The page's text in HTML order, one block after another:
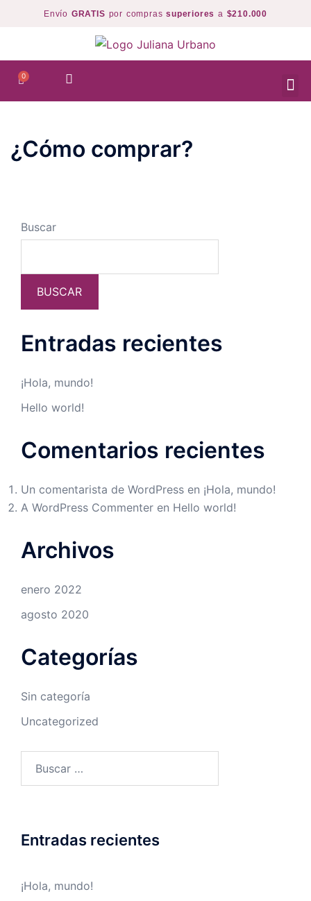
Envío GRATIS por comprassuperiores a $210.000
¿Cómo comprar?
Buscar
BUSCAR
Entradas recientes
¡Hola, mundo!
Hello world!
Comentarios recientes
Un comentarista de WordPress en ¡Hola, mundo!
A WordPress Commenter en Hello world!
Archivos
enero 2022
agosto 2020
Categorías
Sin categoría
Uncategorized
Entradas recientes
¡Hola, mundo!